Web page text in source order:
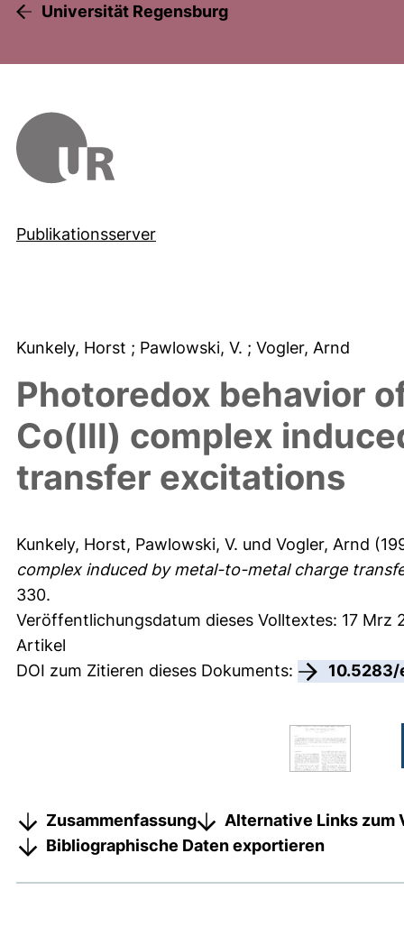
Universität Regensburg
Publikationsserver
Kunkely, Horst ; Pawlowski, V. ; Vogler, Arnd
Photoredox behavior
Co(III) complex
transfer excitations
Kunkely, Horst, Pawlowski, V. und Vogler, Arnd
complex induced by metal-to-metal charge
330.
Veröffentlichungsdatum dieses Volltextes: 17 Mrz
Artikel
DOI zum Zitieren dieses Dokuments:
10.5283/
Zusammenfassung
Alternative Links zum
Bibliographische Daten exportieren